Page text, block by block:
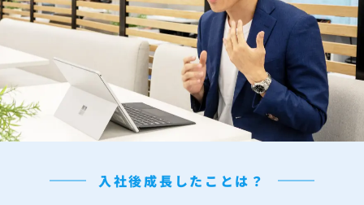
入社後成長したことは？